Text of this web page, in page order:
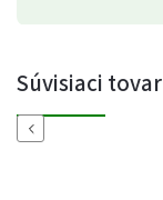
Súvisiaci tovar
Previous